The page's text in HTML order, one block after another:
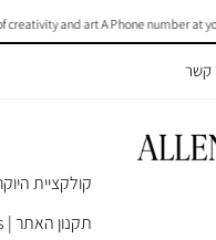
and art A Phone number at your
קשר
קולקציית
תקנון האתר | Terms & Conditions